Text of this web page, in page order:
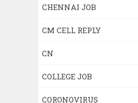
CHENNAI JOB
CM CELL REPLY
CN
COLLEGE JOB
CORONOVIRUS